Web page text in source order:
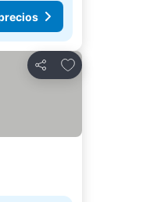
Compartir
Agregar a favoritos